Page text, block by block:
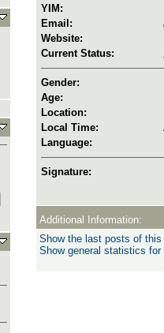
YIM:
Email:
Website:
Current Status:
Gender:
Age:
Location:
Local Time:
Language:
Signature:
Additional Information:
Show the last posts of this
Show general statistics for